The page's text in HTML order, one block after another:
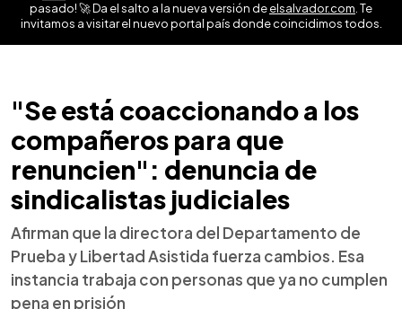
pasado! 🚀 Da el salto a la nueva versión deelsalvador.com . Te
invitamos a visitar el nuevo portal país donde coincidimos todos.
"Se está coaccionando a los
compañeros para que
renuncien": denuncia de
sindicalistas judiciales
Afirman que la directora del Departamento de
Prueba y Libertad Asistida fuerza cambios. Esa
instancia trabaja con personas que ya no cumplen
pena en prisión